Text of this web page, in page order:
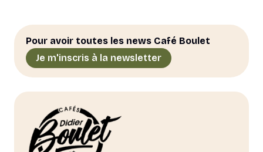
Pour avoir toutes les news Café Boulet
Je m'inscris à la newsletter